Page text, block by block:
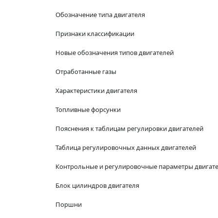
Обозначение типа двигателя
Признаки классификации
Новые обозначения типов двигателей
Отработанные газы
Характеристики двигателя
Топливные форсунки
Пояснения к таблицам регулировки двигателей
Таблица регулировочных данных двигателей
Контрольные и регулировочные параметры
Блок цилиндров двигателя
Поршни